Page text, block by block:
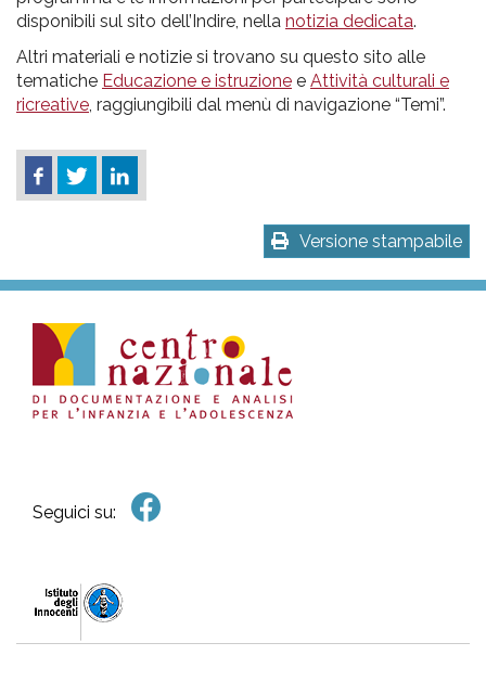
disponibili sul sito dell’Indire, nella notizia dedicata.
Altri materiali e notizie si trovano su questo sito alle
tematiche Educazione e istruzione e Attività culturali e
ricreative , raggiungibili dal menù di navigazione “Temi”.
Versione stampabile
Seguici su: